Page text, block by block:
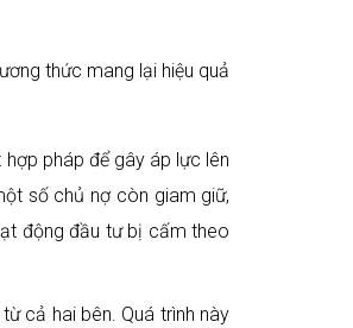
thức mang lại hiệu quả
pháp để gây áp lực lên
số chủ nợ còn giam giữ,
động đầu tư bị cấm theo
cả hai bên. Quá trình này